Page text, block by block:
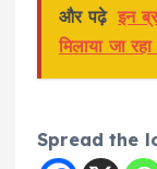
और पढ़े इन
मिलाया जा
Spread the